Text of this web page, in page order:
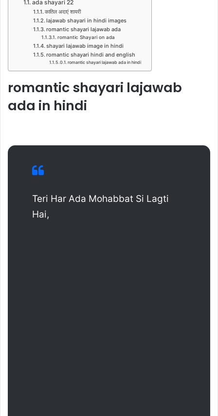
ada shayari 22
कातिल अदाएं शायरी
lajawab shayari in hindi images
romantic shayari lajawab ada
romantic Shayari on ada
shayari lajawab image in hindi
romantic shayari hindi and english
romantic shayari lajawab ada in hindi
romantic shayari lajawab
ada in hindi
Teri Har Ada Mohabbat Si Lagti
Hai,